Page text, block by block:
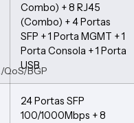
QoS/BGP
Combo) + 8 RJ45
(Combo) + 4 Portas
SFP + 1 Porta MGMT + 1
Porta Consola + 1 Porta
USB
24 Portas SFP
100/1000Mbps + 8